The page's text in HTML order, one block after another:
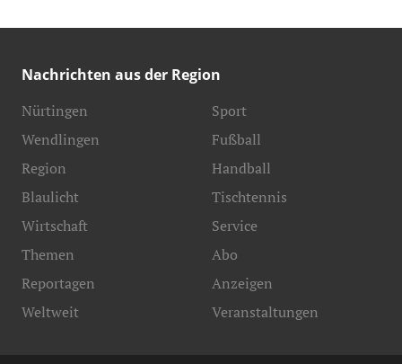
Nachrichten aus der Region
Nürtingen
Wendlingen
Region
Blaulicht
Sport
Fußball
Handball
Tischtennis
Wirtschaft
Themen
Reportagen
Weltweit
Service
Abo
Anzeigen
Veranstaltungen